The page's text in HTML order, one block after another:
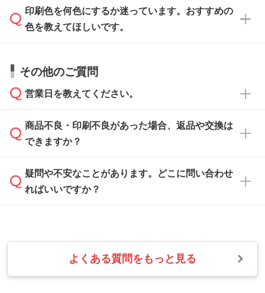
方」をご確認ください。
ムへ添付いただくか、担当スタッフ宛にメール
でお送りください。
い合わせください。
なお、印刷用データの作り方に関する詳細は、
データ作成でお困りの際には、担当スタッフが
サポートいたしますのでお気軽にご相談くださ
から添付してお送りください。
しい
解像度の低い画像や、手書きのイラスト、写真
などを、印刷に適したベクターデータに変換し
・フルカラーデータを1色に変換してほしい
・1色印刷でグラデーションや濃淡を表現した
い
印刷色を何色にするか迷っています。おすすめの
色を教えてほしいです。
お見積・ご注文・
相談いただきますと、担当スタッフがお客様の
ご希望や商品の本体色を確認し、印刷色をご提
本体色がブラック、ネイビーなど濃色の場合は
白色か淡い色の印刷色をおすすめしておりま
本体色がナチュラルなど淡色の場合、印刷をく
っきりと目立たせたいときは濃い印刷色が、柔
らかい雰囲気にしたいときは淡い印刷色が映え
また、お選びいただいた印刷色が本体色に合わ
ない場合や仕上がりに影響しそうな場合は、ス
その他のご質問
営業日を教えてください。
営業日は平日の10:00～18:00で、土日祝日はお
休みとなります。注文・見積・お問い合わせ
速やかに対応いたします。
商品不良・印刷不良があった場合、返品や交換は
できますか？
お手数をお掛けいたしますが、至急担当スタッ
フまでご連絡ください。商品の状況を確認し、
・お届け時に商品が損傷・故障している場合
・ご注文と異なる商品が届いた場合
・印刷不良があった場合
疑問や不安なことがあります。どこに問い合わせ
ればいいですか？
業日以内に担当スタッフよりメールにてご連絡
いたします。
お急ぎの場合はお電話でのご質問も受け付けて
よくある質問をもっと見る